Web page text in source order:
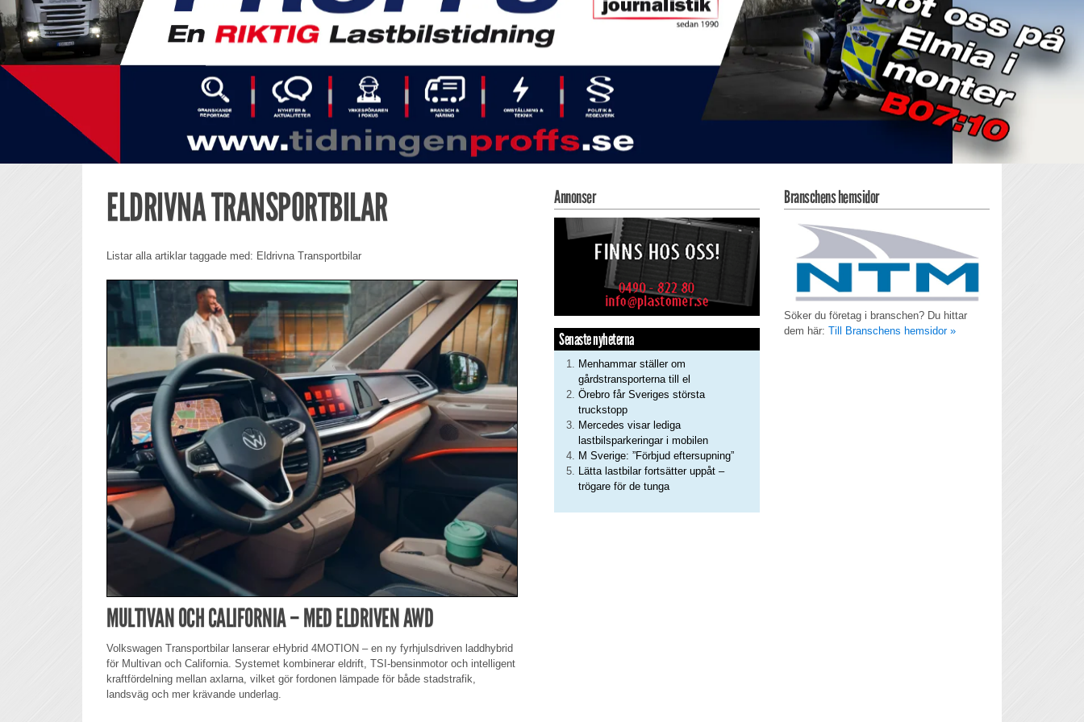
ELDRIVNA TRANSPORTBILAR
Listar alla artiklar taggade med: Eldrivna Transportbilar
MULTIVAN OCH CALIFORNIA – MED ELDRIVEN AWD
Volkswagen Transportbilar lanserar eHybrid 4MOTION – en ny fyrhjulsdriven laddhybrid
för Multivan och California. Systemet kombinerar eldrift, TSI-bensinmotor och intelligent
kraftfördelning mellan axlarna, vilket gör fordonen lämpade för både stadstrafik,
landsväg och mer krävande underlag.
Annonser
Senaste nyheterna
Menhammar ställer om
gårdstransporterna till el
Örebro får Sveriges största
truckstopp
Mercedes visar lediga
lastbilsparkeringar i mobilen
M Sverige: ”Förbjud eftersupning”
Lätta lastbilar fortsätter uppåt –
trögare för de tunga
Branschens hemsidor
Söker du företag i branschen? Du hittar
dem här: Till Branschens hemsidor »